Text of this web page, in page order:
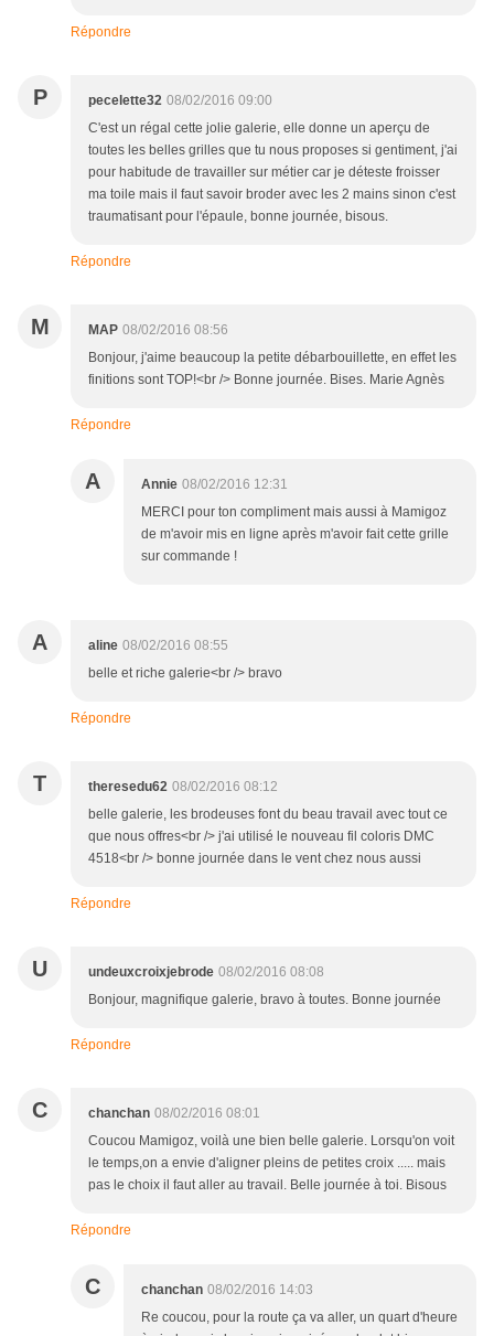
Répondre
P pecelette32 08/02/2016 09:00
C'est un régal cette jolie galerie, elle donne un aperçu de
toutes les belles grilles que tu nous proposes si gentiment, j'ai
pour habitude de travailler sur métier car je déteste froisser
ma toile mais il faut savoir broder avec les 2 mains sinon c'est
traumatisant pour l'épaule, bonne journée, bisous.
Répondre
M MAP 08/02/2016 08:56
Bonjour, j'aime beaucoup la petite débarbouillette, en effet les
finitions sont TOP!<br /> Bonne journée. Bises. Marie Agnès
Répondre
A Annie 08/02/2016 12:31
MERCI pour ton compliment mais aussi à Mamigoz
de m'avoir mis en ligne après m'avoir fait cette grille
sur commande !
A aline 08/02/2016 08:55
belle et riche galerie<br /> bravo
Répondre
T theresedu62 08/02/2016 08:12
belle galerie, les brodeuses font du beau travail avec tout ce
que nous offres<br /> j'ai utilisé le nouveau fil coloris DMC
4518<br /> bonne journée dans le vent chez nous aussi
Répondre
U undeuxcroixjebrode 08/02/2016 08:08
Bonjour, magnifique galerie, bravo à toutes. Bonne journée
Répondre
C chanchan 08/02/2016 08:01
Coucou Mamigoz, voilà une bien belle galerie. Lorsqu'on voit
le temps,on a envie d'aligner pleins de petites croix ..... mais
pas le choix il faut aller au travail. Belle journée à toi. Bisous
Répondre
C chanchan 08/02/2016 14:03
Re coucou, pour la route ça va aller, un quart d'heure